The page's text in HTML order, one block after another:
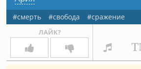
смерть свобода сражение
ЛАЙК?